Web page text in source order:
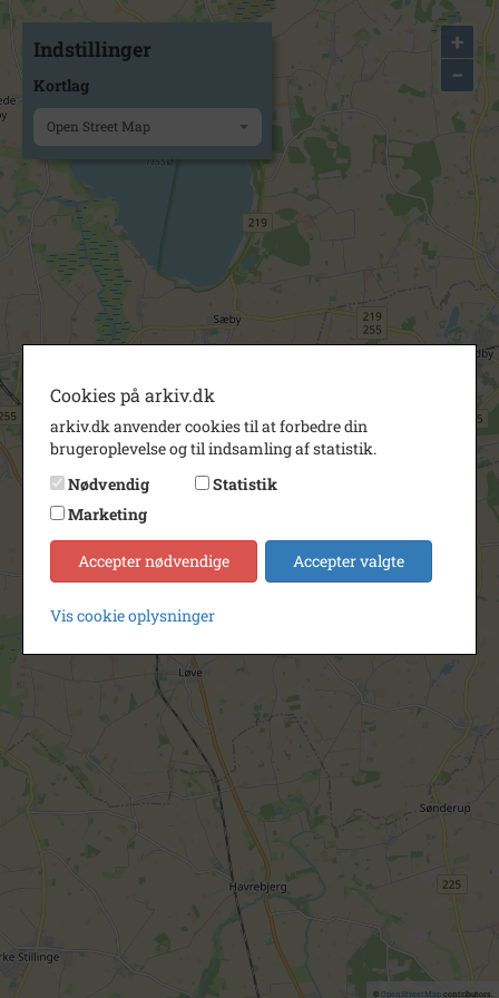
+
−
© OpenStreetMapcontributors.
Indstillinger
Kortlag
Open Street Map
Cookies på arkiv.dk
arkiv.dk anvender cookies til at forbedre din
brugeroplevelse og til indsamling af statistik.
Nødvendig
Statistik
Marketing
Accepter nødvendige Accepter valgte
Vis cookie oplysninger